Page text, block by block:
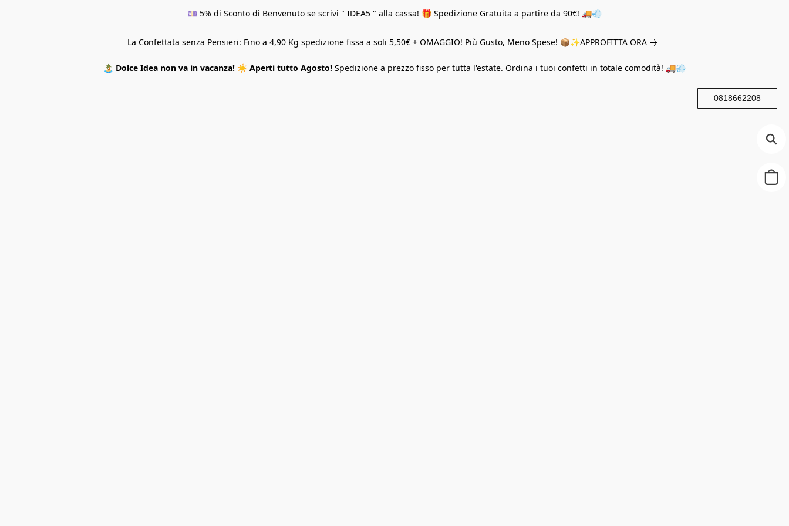
💷 5% di Sconto di Benvenuto se scrivi " IDEA5 " alla cassa! 🎁 Spedizione Gratuita a partire da 90€! 🚚💨
La Confettata senza Pensieri: Fino a 4,90 Kg spedizione fissa a soli 5,50€ + OMAGGIO! Più Gusto, Meno Spese! 📦✨APPROFITTA ORA
🏝️ Dolce Idea non va in vacanza! ☀️ Aperti tutto Agosto! Spedizione a prezzo fisso per tutta l'estate. Ordina i tuoi confetti in totale comodità! 🚚💨
0818662208